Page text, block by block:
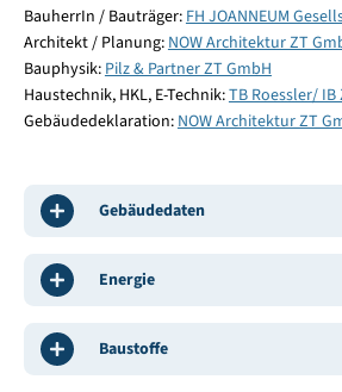
BauherrIn / Bauträger:FH JOANNEUM
Architekt / Planung:NOW Architektur ZT
Bauphysik:Pilz & Partner ZT GmbH
Haustechnik, HKL, E-Technik:TB Roessler/ IB
Gebäudedeklaration:NOW Architektur ZT
Gebäudedaten
Energie
Baustoffe